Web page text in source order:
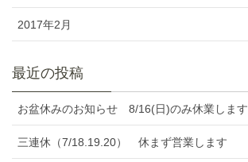
2017年2月
最近の投稿
お盆休みのお知らせ 8/16(日)のみ休業します
三連休（7/18.19.20） 休まず営業します